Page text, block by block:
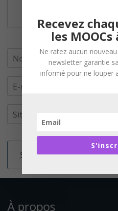
À propos
Recevez
les
Ne ratez aucun
newsletter garantie
informé pour ne louper